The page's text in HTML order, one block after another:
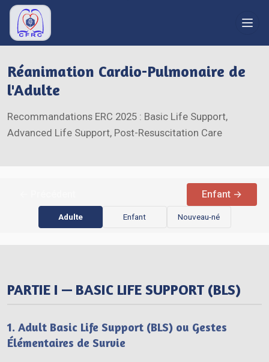
Recommandations
Réanimation
Bibliographie
Congrès
Liens
Réanimation Cardio-Pulmonaire de
l'Adulte
Recommandations ERC 2025 : Basic Life Support,
Advanced Life Support, Post-Resuscitation Care
Adulte Enfant Nouveau-né
Enfant →
PARTIE I — BASIC LIFE SUPPORT (BLS)
1. Adult Basic Life Support (BLS) ou Gestes
Élémentaires de Survie